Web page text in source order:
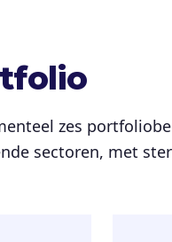
zes
sectoren, met